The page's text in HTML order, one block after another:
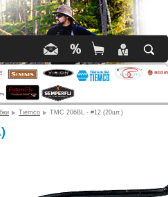
Tiemco TMC 206BL - #12 (20шт.)